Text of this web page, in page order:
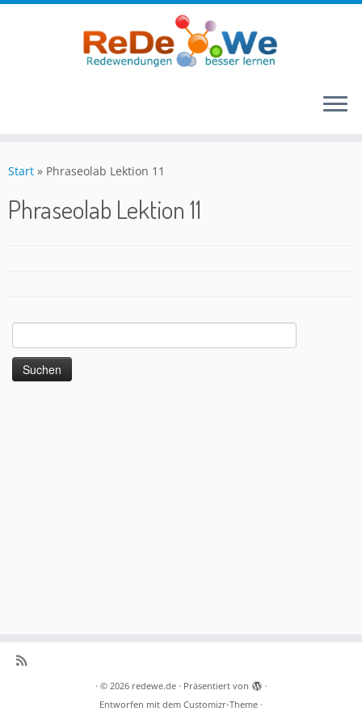
Inhalt
Start » Phraseolab Lektion 11
Phraseolab Lektion 11
nach:
· © 2026 redewe.de· Präsentiert von
·
Entworfen mit dem Customizr-Theme ·